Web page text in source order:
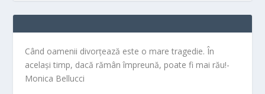
Când oamenii divorțează este o mare tragedie. În
același timp, dacă rămân împreună, poate fi mai rău!-
Monica Bellucci